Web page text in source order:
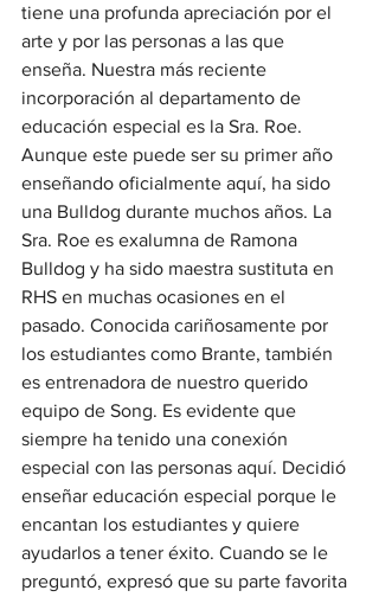
tiene una profunda apreciación por el
arte y por las personas a las que
enseña. Nuestra más reciente
incorporación al departamento de
educación especial es la Sra. Roe.
Aunque este puede ser su primer año
enseñando oficialmente aquí, ha sido
una Bulldog durante muchos años. La
Sra. Roe es exalumna de Ramona
Bulldog y ha sido maestra sustituta en
RHS en muchas ocasiones en el
pasado. Conocida cariñosamente por
los estudiantes como Brante, también
es entrenadora de nuestro querido
equipo de Song. Es evidente que
siempre ha tenido una conexión
especial con las personas aquí. Decidió
enseñar educación especial porque le
encantan los estudiantes y quiere
ayudarlos a tener éxito. Cuando se le
preguntó, expresó que su parte favorita